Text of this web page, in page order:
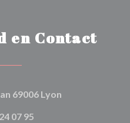
en Contact
69006 Lyon((opent in een
07 95